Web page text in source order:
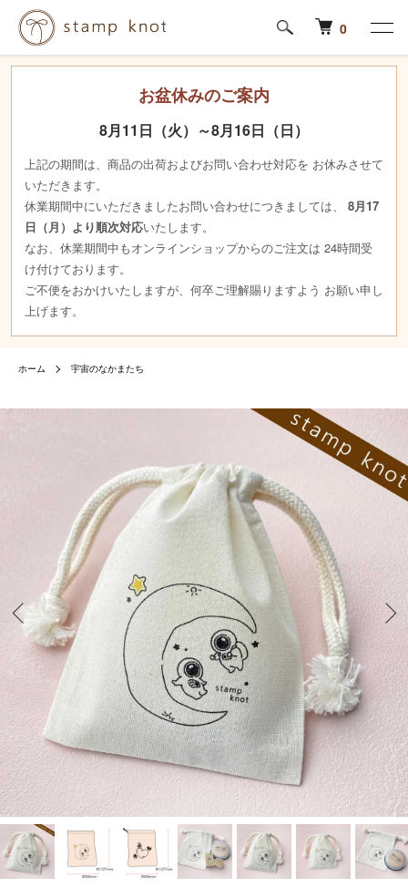
0
お盆休みのご案内
8月11日（火）～8月16日（日）
上記の期間は、商品の出荷およびお問い合わせ対応を お休みさせて
いただきます。
休業期間中にいただきましたお問い合わせにつきましては、 8月17
日（月）より順次対応いたします。
なお、休業期間中もオンラインショップからのご注文は 24時間受
け付けております。
ご不便をおかけいたしますが、何卒ご理解賜りますよう お願い申し
上げます。
ホーム 宇宙のなかまたち